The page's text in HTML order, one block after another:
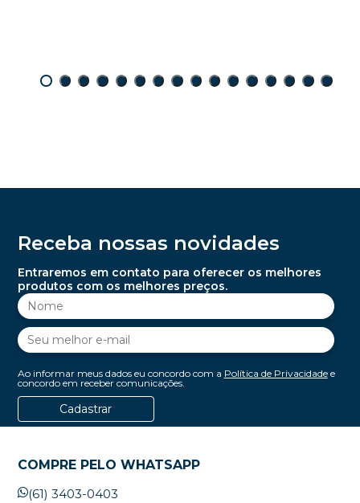
Receba nossas novidades
Entraremos em contato para oferecer os melhores
produtos com os melhores preços.
Ao informar meus dados eu concordo com a Política de Privacidadee
concordo em receber comunicações.
Cadastrar
COMPRE PELO WHATSAPP
(61) 3403-0403